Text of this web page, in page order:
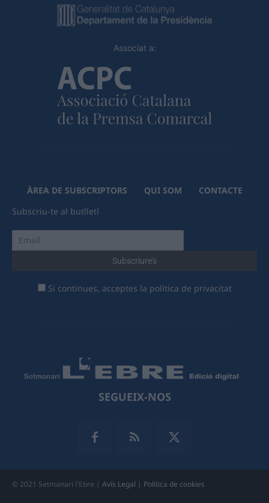
Associat a:
ÀREA DE SUBSCRIPTORS QUI SOM
CONTACTE
Subscriu-te al butlletí
Si continues, acceptes la política de privacitat
SEGUEIX-NOS
© 2021 Setmanari l'Ebre | Avís Legal | Política de cookies